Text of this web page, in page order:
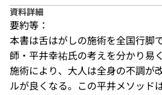
資料詳細
要約等：
本書は舌はがしの施術を全国行脚
師・平井幸祐氏の考えを分かり易
施術により、大人は全身の不調が
ルが良くなる。この平井メソッド